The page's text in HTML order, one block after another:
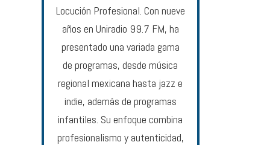
Locución Profesional. Con nueve
años en Uniradio 99.7 FM, ha
presentado una variada gama
de programas, desde música
regional mexicana hasta jazz e
indie, además de programas
infantiles. Su enfoque combina
profesionalismo y autenticidad,